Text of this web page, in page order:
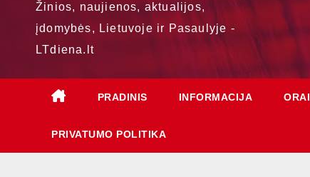
Žinios, naujienos, aktualijos,
įdomybės, Lietuvoje ir Pasaulyje -
LTdiena.lt
PRADINIS INFORMACIJA ORAI
PRIVATUMO POLITIKA